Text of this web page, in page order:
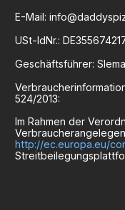
E-Mail:
USt-IdNr.:
Geschäftsführer:
524/2013:
Im Rahmen der
http://ec.europa.eu/